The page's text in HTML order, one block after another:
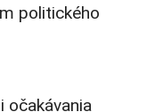
politického
očakávania